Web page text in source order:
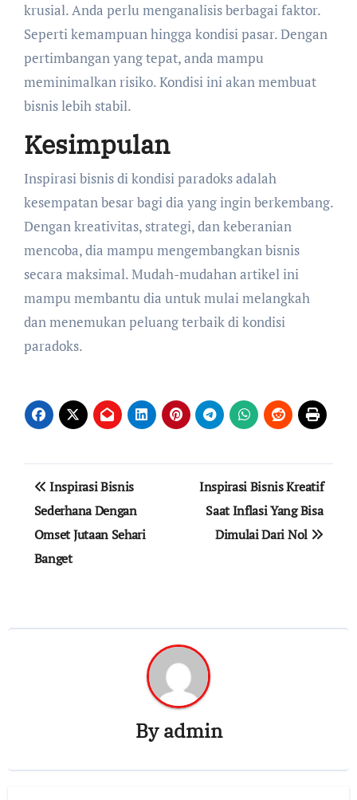
krusial. Anda perlu menganalisis berbagai faktor.
Seperti kemampuan hingga kondisi pasar. Dengan
pertimbangan yang tepat, anda mampu
meminimalkan risiko. Kondisi ini akan membuat
bisnis lebih stabil.
Kesimpulan
Inspirasi bisnis di kondisi paradoks adalah
kesempatan besar bagi dia yang ingin berkembang.
Dengan kreativitas, strategi, dan keberanian
mencoba, dia mampu mengembangkan bisnis
secara maksimal. Mudah-mudahan artikel ini
mampu membantu dia untuk mulai melangkah
dan menemukan peluang terbaik di kondisi
paradoks.
Navigasi
pos
Inspirasi Bisnis
Sederhana Dengan
Omset Jutaan Sehari
Banget
Inspirasi Bisnis Kreatif
Saat Inflasi Yang Bisa
Dimulai Dari Nol
Byadmin